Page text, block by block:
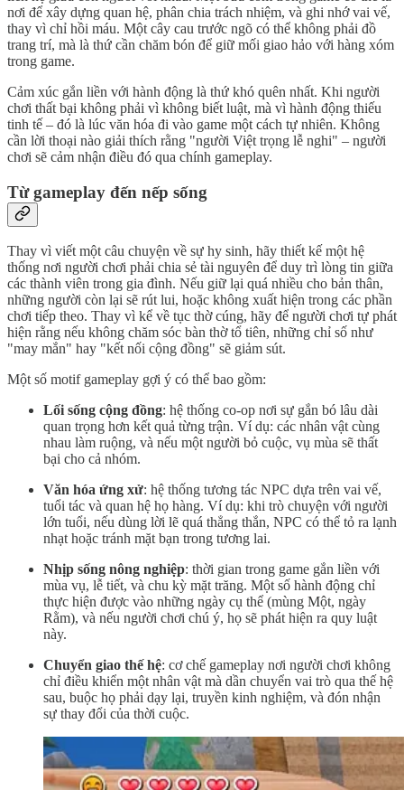
nơi để xây dựng quan hệ, phân chia trách nhiệm, và ghi nhớ vai vế,
thay vì chỉ hồi máu. Một cây cau trước ngõ có thể không phải đồ
trang trí, mà là thứ cần chăm bón để giữ mối giao hảo với hàng xóm
trong game.
Cảm xúc gắn liền với hành động là thứ khó quên nhất. Khi người
chơi thất bại không phải vì không biết luật, mà vì hành động thiếu
tinh tế – đó là lúc văn hóa đi vào game một cách tự nhiên. Không
cần lời thoại nào giải thích rằng "người Việt trọng lễ nghi" – người
chơi sẽ cảm nhận điều đó qua chính gameplay.
Từ gameplay đến nếp sống
Thay vì viết một câu chuyện về sự hy sinh, hãy thiết kế một hệ
thống nơi người chơi phải chia sẻ tài nguyên để duy trì lòng tin giữa
các thành viên trong gia đình. Nếu giữ lại quá nhiều cho bản thân,
những người còn lại sẽ rút lui, hoặc không xuất hiện trong các phần
chơi tiếp theo. Thay vì kể về tục thờ cúng, hãy để người chơi tự phát
hiện rằng nếu không chăm sóc bàn thờ tổ tiên, những chỉ số như
"may mắn" hay "kết nối cộng đồng" sẽ giảm sút.
Một số motif gameplay gợi ý có thể bao gồm:
Lối sống cộng đồng: hệ thống co-op nơi sự gắn bó lâu dài
quan trọng hơn kết quả từng trận. Ví dụ: các nhân vật cùng
nhau làm ruộng, và nếu một người bỏ cuộc, vụ mùa sẽ thất
bại cho cả nhóm.
Văn hóa ứng xử: hệ thống tương tác NPC dựa trên vai vế,
tuổi tác và quan hệ họ hàng. Ví dụ: khi trò chuyện với người
lớn tuổi, nếu dùng lời lẽ quá thẳng thắn, NPC có thể tỏ ra lạnh
nhạt hoặc tránh mặt bạn trong tương lai.
Nhịp sống nông nghiệp: thời gian trong game gắn liền với
mùa vụ, lễ tiết, và chu kỳ mặt trăng. Một số hành động chỉ
thực hiện được vào những ngày cụ thể (mùng Một, ngày
Rằm), và nếu người chơi chú ý, họ sẽ phát hiện ra quy luật
này.
Chuyển giao thế hệ: cơ chế gameplay nơi người chơi không
chỉ điều khiển một nhân vật mà dần chuyển vai trò qua thế hệ
sau, buộc họ phải dạy lại, truyền kinh nghiệm, và đón nhận
sự thay đổi của thời cuộc.